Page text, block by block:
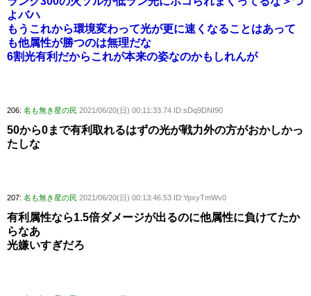
よバハ
もうこれから環境変わって光が更に速くなることはあって
も他属性が勝つのは無理だな
6割光有利だからこれが本来の姿なのかもしれんが
206: 名も無き星の民 2021/06/20(日) 00:11:33.74 ID:sDq9DNI90
50から0まで有利取れるはずの光が戦力外の方がおかしかっ
たしな
207: 名も無き星の民 2021/06/20(日) 00:13:46.53 ID:YpxyTmWv0
有利属性なら1.5倍ダメージが出るのに他属性に負けてたか
らなあ
光嫌いすぎだろ